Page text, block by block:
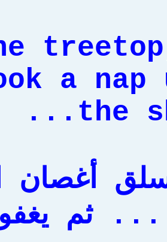
a nap
the
أغصان
... ثم يغفو